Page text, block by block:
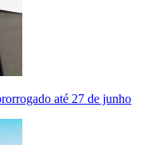
até 27 de junho